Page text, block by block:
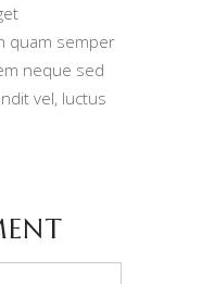
quam semper
neque sed
vel, luctus